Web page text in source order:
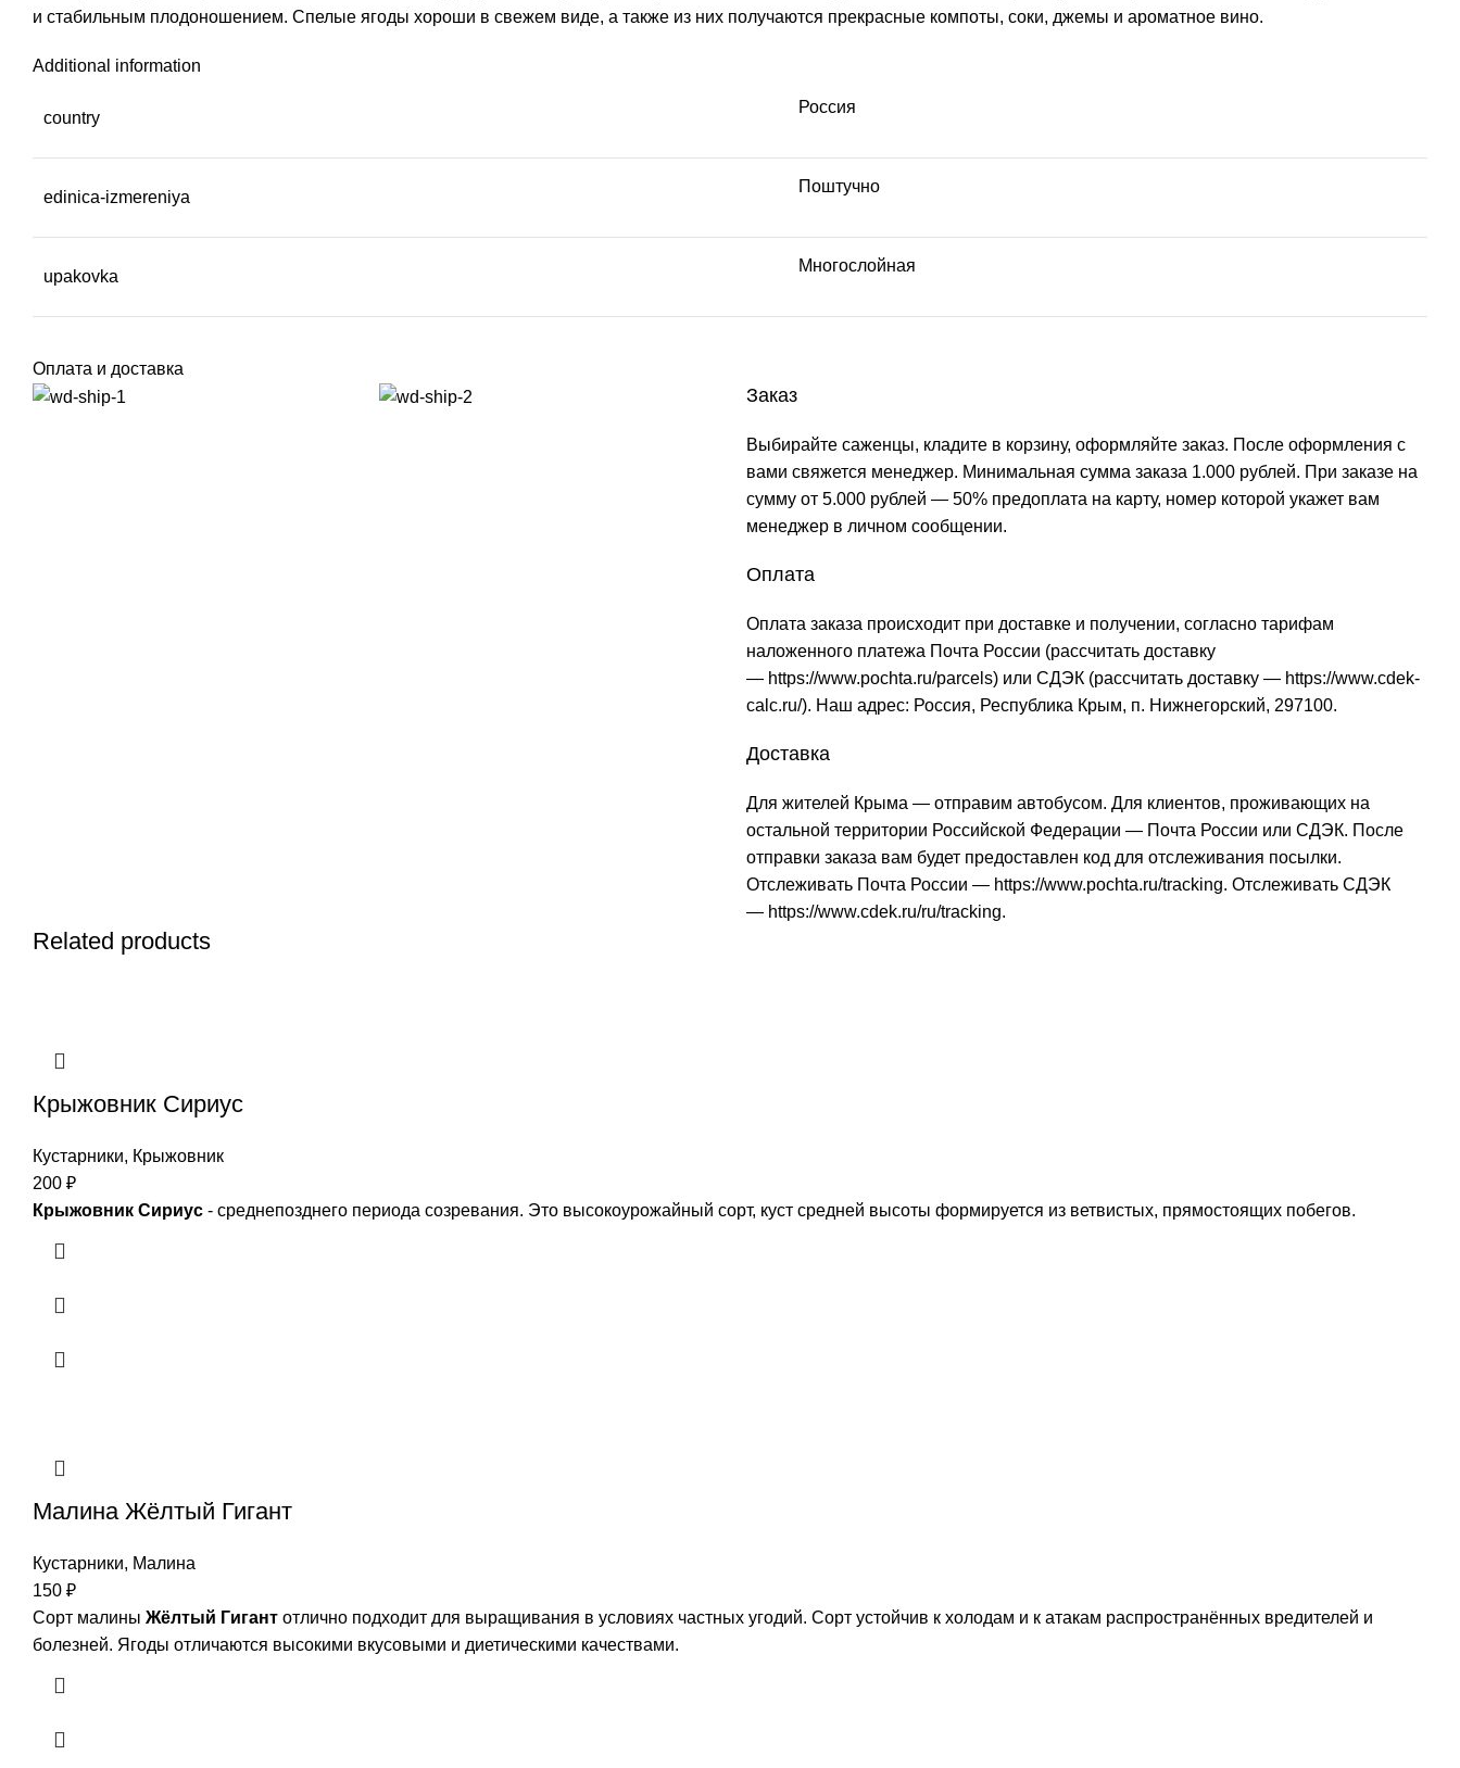
и стабильным плодоношением. Спелые ягоды хороши в свежем виде, а также из них получаются прекрасные компоты, соки, джемы и ароматное вино.
Additional information
country
Россия
edinica-izmereniya
Поштучно
upakovka
Многослойная
Оплата и доставка
Заказ
Выбирайте саженцы, кладите в корзину, оформляйте заказ. После оформления с
вами свяжется менеджер. Минимальная сумма заказа 1.000 рублей. При заказе на
сумму от 5.000 рублей — 50% предоплата на карту, номер которой укажет вам
менеджер в личном сообщении.
Оплата
Оплата заказа происходит при доставке и получении, согласно тарифам
наложенного платежа Почта России (рассчитать доставку
— https://www.pochta.ru/parcels) или СДЭК (рассчитать доставку — https://www.cdek-
calc.ru/). Наш адрес: Россия, Республика Крым, п. Нижнегорский, 297100.
Доставка
Для жителей Крыма — отправим автобусом. Для клиентов, проживающих на
остальной территории Российской Федерации — Почта России или СДЭК. После
отправки заказа вам будет предоставлен код для отслеживания посылки.
Отслеживать Почта России — https://www.pochta.ru/tracking. Отслеживать СДЭК
— https://www.cdek.ru/ru/tracking.
Related products
Крыжовник Сириус
Кустарники, Крыжовник
200 ₽
Крыжовник Сириус - среднепозднего периода созревания. Это высокоурожайный сорт, куст средней высоты формируется из ветвистых, прямостоящих побегов.
Малина Жёлтый Гигант
Кустарники, Малина
150 ₽
Сорт малины Жёлтый Гигант отлично подходит для выращивания в условиях частных угодий. Сорт устойчив к холодам и к атакам распространённых вредителей и
болезней. Ягоды отличаются высокими вкусовыми и диетическими качествами.